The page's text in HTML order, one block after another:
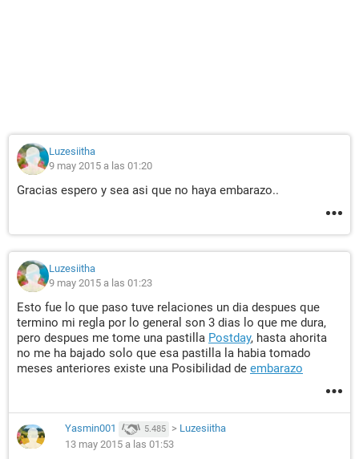
Luzesiitha
9 may 2015 a las 01:20
Gracias espero y sea asi que no haya embarazo..
Luzesiitha
9 may 2015 a las 01:23
Esto fue lo que paso tuve relaciones un dia despues que
termino mi regla por lo general son 3 dias lo que me dura,
pero despues me tome una pastilla Postday, hasta ahorita
no me ha bajado solo que esa pastilla la habia tomado
meses anteriores existe una Posibilidad de embarazo
Yasmin001 5.485 > Luzesiitha
13 may 2015 a las 01:53